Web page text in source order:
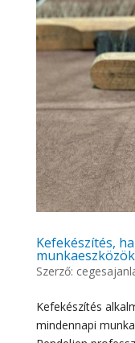
Kefekészítés,
Szerző:
Kefekészítés
mindennapi